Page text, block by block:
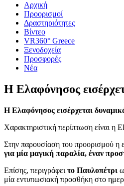
Αρχική
Προορισμοί
Δραστηριότητες
Βίντεο
VR360° Greece
Ξενοδοχεία
Προσφορές
Νέα
Η Ελαφόνησος
Η Ελαφόνησος εισέρχεται
Χαρακτηριστική περίπτωση είναι η
Στην παρουσίαση του προορισμού η
για μία μαγική παραλία, έναν
Επίσης, περιγράφει το Παυλοπέτρι
μία εντυπωσιακή προσθήκη στο